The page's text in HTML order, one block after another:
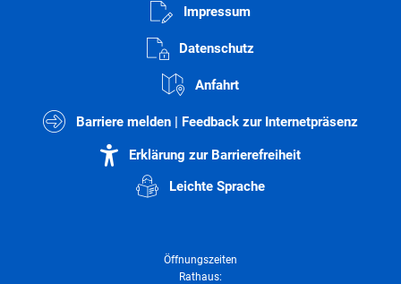
Impressum
Datenschutz
Anfahrt
Barriere melden | Feedback zur Internetpräsenz
Erklärung zur Barrierefreiheit
Leichte Sprache
Öffnungszeiten
Rathaus: